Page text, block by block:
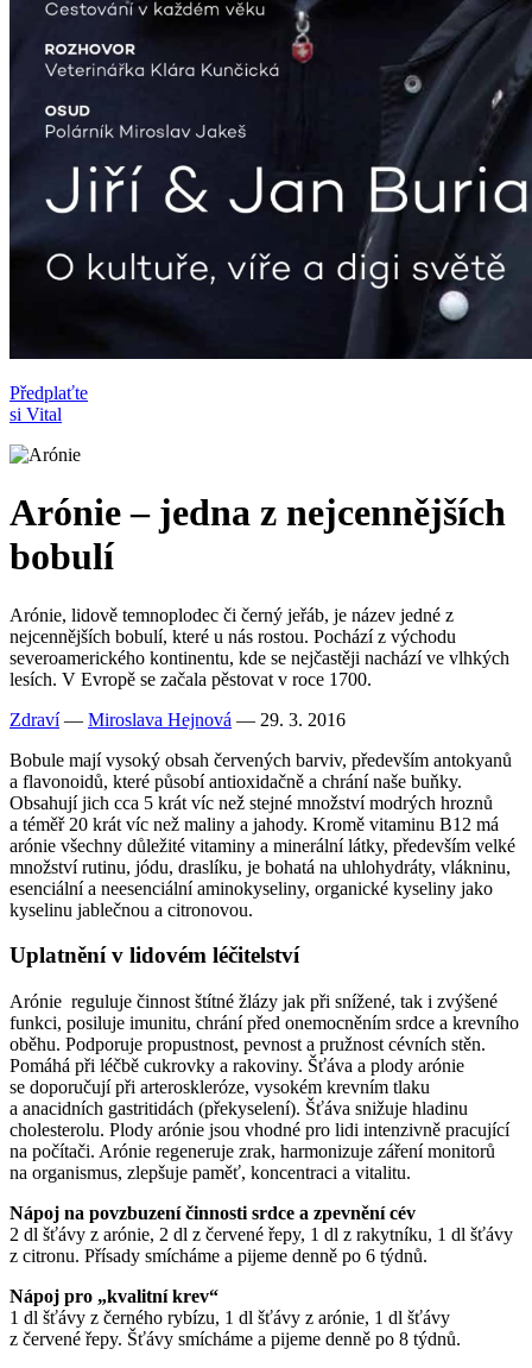
Předplaťte
si Vital
Arónie – jedna z nejcennějších
bobulí
Arónie, lidově temnoplodec či černý jeřáb, je název jedné z
nejcennějších bobulí, které u nás rostou. Pochází z východu
severoamerického kontinentu, kde se nejčastěji nachází ve vlhkých
lesích. V Evropě se začala pěstovat v roce 1700.
Zdraví— Miroslava Hejnová — 29. 3. 2016
Bobule mají vysoký obsah červených barviv, především antokyanů
a flavonoidů, které působí antioxidačně a chrání naše buňky.
Obsahují jich cca 5 krát víc než stejné množství modrých hroznů
a téměř 20 krát víc než maliny a jahody. Kromě vitaminu B12 má
arónie všechny důležité vitaminy a minerální látky, především velké
množství rutinu, jódu, draslíku, je bohatá na uhlohydráty, vlákninu,
esenciální a neesenciální aminokyseliny, organické kyseliny jako
kyselinu jablečnou a citronovou.
Uplatnění v lidovém léčitelství
Arónie reguluje činnost štítné žlázy jak při snížené, tak i zvýšené
funkci, posiluje imunitu, chrání před onemocněním srdce a krevního
oběhu. Podporuje propustnost, pevnost a pružnost cévních stěn.
Pomáhá při léčbě cukrovky a rakoviny. Šťáva a plody arónie
se doporučují při arteroskleróze, vysokém krevním tlaku
a anacidních gastritidách (překyselení). Šťáva snižuje hladinu
cholesterolu. Plody arónie jsou vhodné pro lidi intenzivně pracující
na počítači. Arónie regeneruje zrak, harmonizuje záření monitorů
na organismus, zlepšuje paměť, koncentraci a vitalitu.
Nápoj na povzbuzení činnosti srdce a zpevnění cév
2 dl šťávy z arónie, 2 dl z červené řepy, 1 dl z rakytníku, 1 dl šťávy
z citronu. Přísady smícháme a pijeme denně po 6 týdnů.
Nápoj pro „kvalitní krev“
1 dl šťávy z černého rybízu, 1 dl šťávy z arónie, 1 dl šťávy
z červené řepy. Šťávy smícháme a pijeme denně po 8 týdnů.